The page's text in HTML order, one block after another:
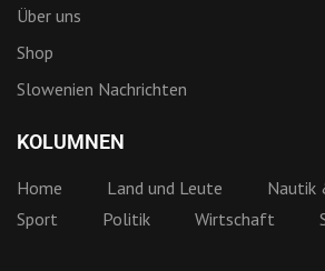
Über uns
Shop
Slowenien Nachrichten
KOLUMNEN
Home Land und Leute
Nautik
Sport
Politik Wirtschaft